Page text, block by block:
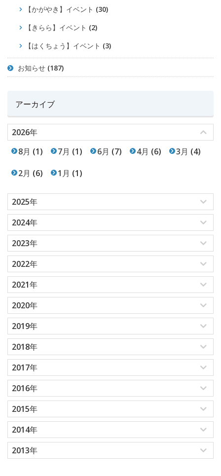
【かがやき】イベント (30)
【きらら】イベント (2)
【はくちょう】イベント (3)
お知らせ (187)
アーカイブ
2026年
8月 (1) 7月 (1) 6月 (7) 4月 (6) 3月 (4)
2月 (6) 1月 (1)
2025年
2024年
2023年
2022年
2021年
2020年
2019年
2018年
2017年
2016年
2015年
2014年
2013年